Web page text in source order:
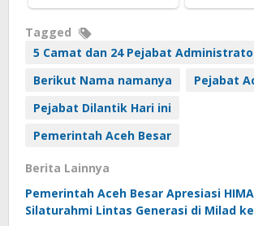
Tagged
5 Camat dan 24 Pejabat
Berikut Nama namanya
Pejabat
Pejabat Dilantik Hari ini
Pemerintah Aceh Besar
Berita Lainnya
Pemerintah Aceh Besar Apresiasi
Silaturahmi Lintas Generasi di Milad